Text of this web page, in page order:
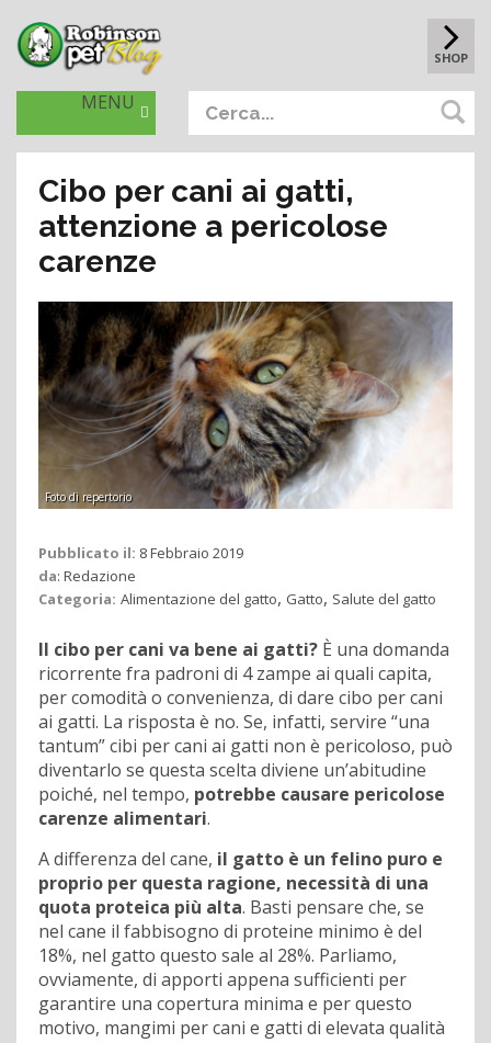
SHOP
MENU
Cibo per cani ai gatti,
attenzione a pericolose
carenze
Foto di repertorio
Pubblicato il: 8 Febbraio 2019
da: Redazione
Categoria: Alimentazione del gatto, Gatto, Salute del gatto
Il cibo per cani va bene ai gatti? È una domanda
ricorrente fra padroni di 4 zampe ai quali capita,
per comodità o convenienza, di dare cibo per cani
ai gatti. La risposta è no. Se, infatti, servire “una
tantum” cibi per cani ai gatti non è pericoloso, può
diventarlo se questa scelta diviene un’abitudine
poiché, nel tempo, potrebbe causare pericolose
carenze alimentari.
A differenza del cane, il gatto è un felino puro e
proprio per questa ragione, necessità di una
quota proteica più alta. Basti pensare che, se
nel cane il fabbisogno di proteine minimo è del
18%, nel gatto questo sale al 28%. Parliamo,
ovviamente, di apporti appena sufficienti per
garantire una copertura minima e per questo
motivo, mangimi per cani e gatti di elevata qualità